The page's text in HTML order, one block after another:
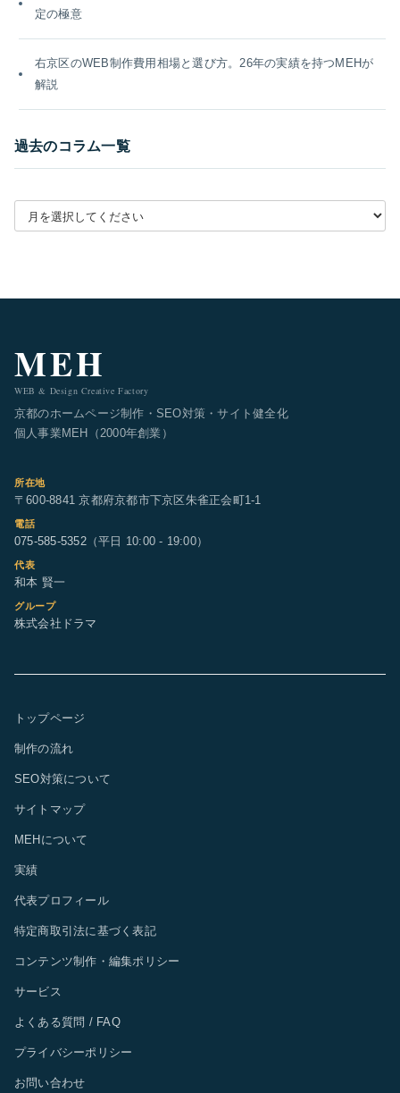
定の極意
右京区のWEB制作費用相場と選び方。26年の実績を持つMEHが
解説
過去のコラム一覧
月別アーカイブを選択
MEH
WEB & Design Creative Factory
京都のホームページ制作・SEO対策・サイト健全化
個人事業MEH（2000年創業）
所在地
〒600-8841 京都府京都市下京区朱雀正会町1-1
電話
075-585-5352（平日 10:00 - 19:00）
代表
和本 賢一
グループ
株式会社ドラマ
トップページ
制作の流れ
SEO対策について
サイトマップ
MEHについて
実績
代表プロフィール
特定商取引法に基づく表記
コンテンツ制作・編集ポリシー
サービス
よくある質問 / FAQ
プライバシーポリシー
お問い合わせ